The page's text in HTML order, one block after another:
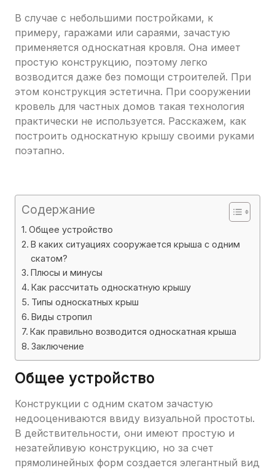
В случае с небольшими постройками, к
примеру, гаражами или сараями, зачастую
применяется односкатная кровля. Она имеет
простую конструкцию, поэтому легко
возводится даже без помощи строителей. При
этом конструкция эстетична. При сооружении
кровель для частных домов такая технология
практически не используется. Расскажем, как
построить односкатную крышу своими руками
поэтапно.
Содержание
Общее устройство
В каких ситуациях сооружается крыша с одним
скатом?
Плюсы и минусы
Как рассчитать односкатную крышу
Типы односкатных крыш
Виды стропил
Как правильно возводится односкатная крыша
Заключение
Общее устройство
Конструкции с одним скатом зачастую
недооцениваются ввиду визуальной простоты.
В действительности, они имеют простую и
незатейливую конструкцию, но за счет
прямолинейных форм создается элегантный вид